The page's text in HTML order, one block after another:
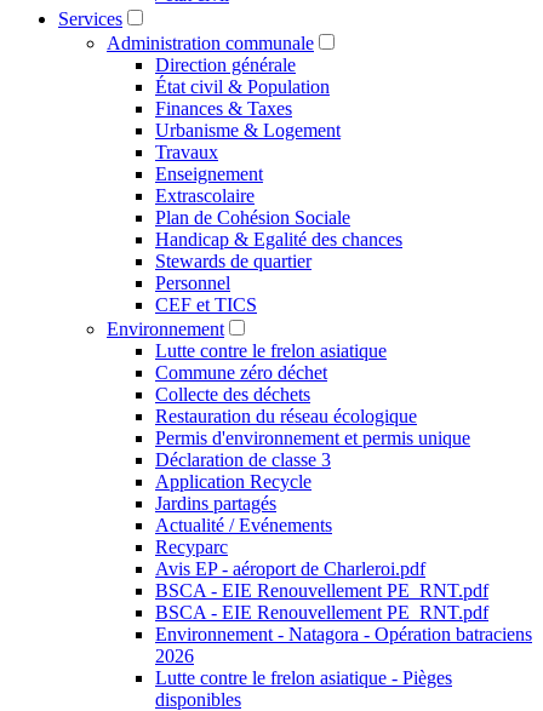
Services
Administration communale
Direction générale
État civil & Population
Finances & Taxes
Urbanisme & Logement
Travaux
Enseignement
Extrascolaire
Plan de Cohésion Sociale
Handicap & Egalité des chances
Stewards de quartier
Personnel
CEF et TICS
Environnement
Lutte contre le frelon asiatique
Commune zéro déchet
Collecte des déchets
Restauration du réseau écologique
Permis d'environnement et permis unique
Déclaration de classe 3
Application Recycle
Jardins partagés
Actualité / Evénements
Recyparc
Avis EP - aéroport de Charleroi.pdf
BSCA - EIE Renouvellement PE_RNT.pdf
BSCA - EIE Renouvellement PE_RNT.pdf
Environnement - Natagora - Opération batraciens
2026
Lutte contre le frelon asiatique - Pièges
disponibles